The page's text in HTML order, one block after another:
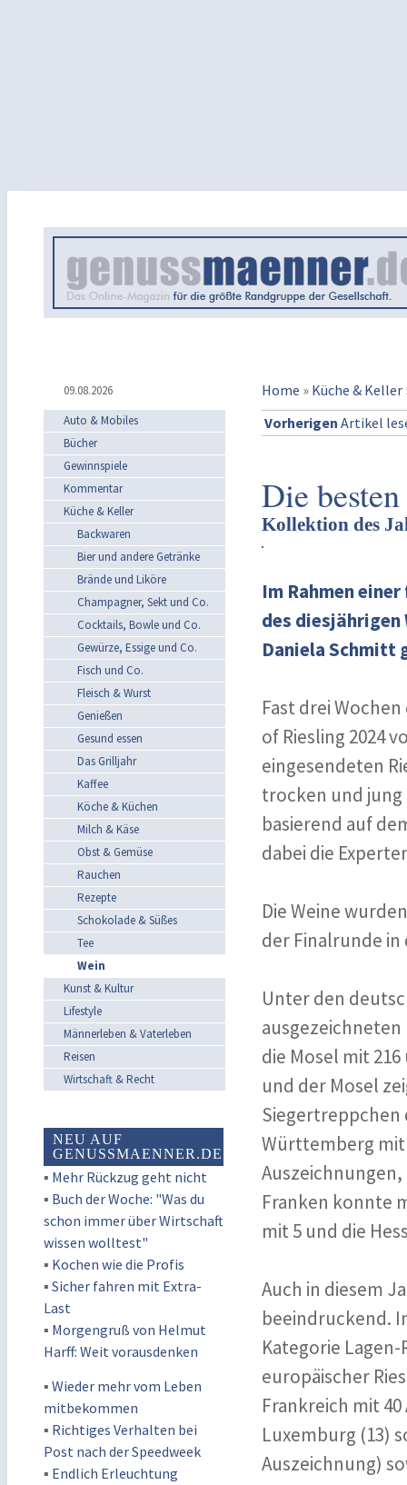
09.08.2026 Home » Küche & Keller
Auto & Mobiles
Bücher
Gewinnspiele
Kommentar
Küche & Keller
Backwaren
Bier und andere Getränke
Brände und Liköre
Champagner, Sekt und Co.
Cocktails, Bowle und Co.
Gewürze, Essige und Co.
Fisch und Co.
Fleisch & Wurst
Genießen
Gesund essen
Das Grilljahr
Kaffee
Köche & Küchen
Milch & Käse
Obst & Gemüse
Rauchen
Rezepte
Schokolade & Süßes
Tee
Wein
Kunst & Kultur
Lifestyle
Männerleben & Vaterleben
Reisen
Wirtschaft & Recht
NEU AUF
GENUSSMAENNER.DE
▪ Mehr Rückzug geht nicht
▪ Buch der Woche: "Was du
schon immer über Wirtschaft
wissen wolltest"
▪ Kochen wie die Profis
▪ Sicher fahren mit Extra-
Last
▪ Morgengruß von Helmut
Harff: Weit vorausdenken
▪ Wieder mehr vom Leben
mitbekommen
▪ Richtiges Verhalten bei
Post nach der Speedweek
▪ Endlich Erleuchtung
Vorherigen Artikel
Die
Kollektion des
Im Rahmen
des
Daniela Schmitt
Fast drei
of Riesling 2024
eingesendeten
trocken und
basierend auf
dabei die
Die Weine
der Finalrunde
Unter den
ausgezeichneten
die Mosel mit
und der Mosel
Siegertreppchen
Württemberg mit
Franken konnte
mit 5 und die
Auch in diesem
beeindruckend.
Kategorie
europäischer
Frankreich mit
Luxemburg (13)
Auszeichnung)